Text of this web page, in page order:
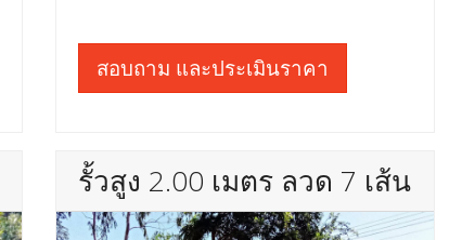
สอบถาม และประเมินราคา
รั้วสูง 2.00 เมตร ลวด 7 เส้น